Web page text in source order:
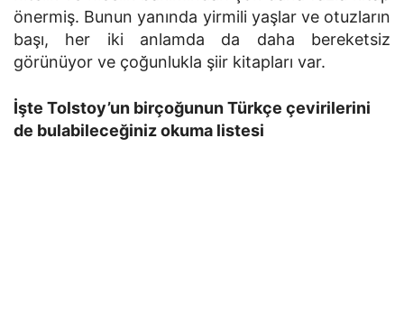
önermiş. Bunun yanında yirmili yaşlar ve otuzların
başı, her iki anlamda da daha bereketsiz
görünüyor ve çoğunlukla şiir kitapları var.
İşte Tolstoy’un birçoğunun Türkçe çevirilerini
de bulabileceğiniz okuma listesi